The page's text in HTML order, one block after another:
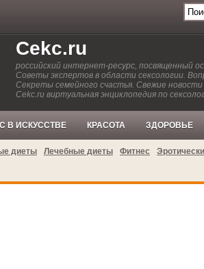
Cekc.ru
российский интернет-ресурс, посвященный
Советы экспертов в области сексологии.
Секреты семейного счастья. Свежие
Cekc.ru виртуальная энциклопедия по
В ИСКУССТВЕ КРАСОТА ЗДОРОВЬЕ
диеты Лечебные диеты Фитнес